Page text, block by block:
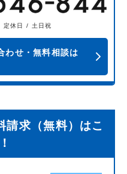
定休日 / 土日祝
わせ・無料相談は
請求（無料）はこ